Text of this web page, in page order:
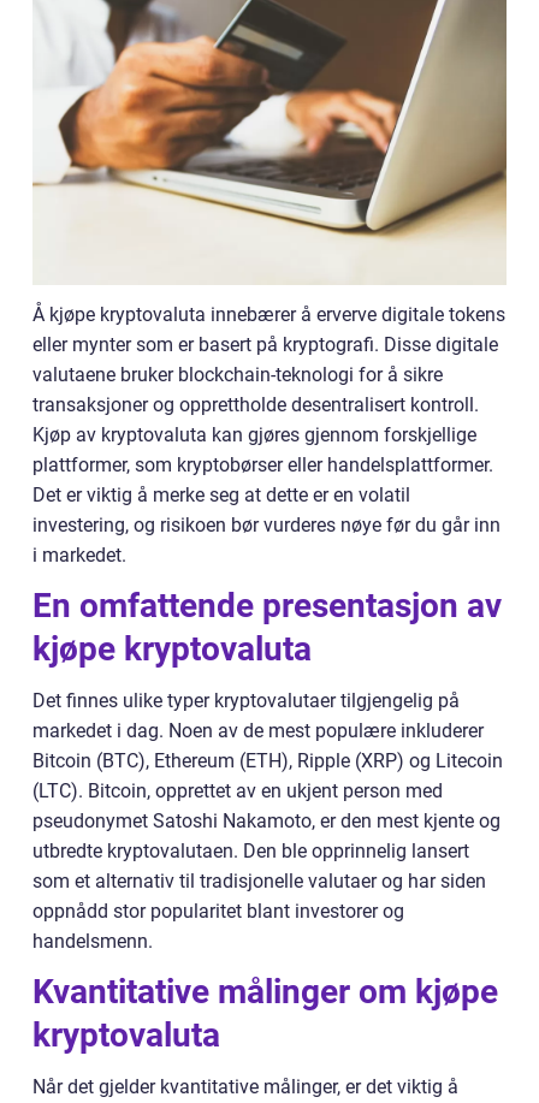
Å kjøpe kryptovaluta innebærer å erverve digitale tokens
eller mynter som er basert på kryptografi. Disse digitale
valutaene bruker blockchain-teknologi for å sikre
transaksjoner og opprettholde desentralisert kontroll.
Kjøp av kryptovaluta kan gjøres gjennom forskjellige
plattformer, som kryptobørser eller handelsplattformer.
Det er viktig å merke seg at dette er en volatil
investering, og risikoen bør vurderes nøye før du går inn
i markedet.
En omfattende presentasjon av
kjøpe kryptovaluta
Det finnes ulike typer kryptovalutaer tilgjengelig på
markedet i dag. Noen av de mest populære inkluderer
Bitcoin (BTC), Ethereum (ETH), Ripple (XRP) og Litecoin
(LTC). Bitcoin, opprettet av en ukjent person med
pseudonymet Satoshi Nakamoto, er den mest kjente og
utbredte kryptovalutaen. Den ble opprinnelig lansert
som et alternativ til tradisjonelle valutaer og har siden
oppnådd stor popularitet blant investorer og
handelsmenn.
Kvantitative målinger om kjøpe
kryptovaluta
Når det gjelder kvantitative målinger, er det viktig å